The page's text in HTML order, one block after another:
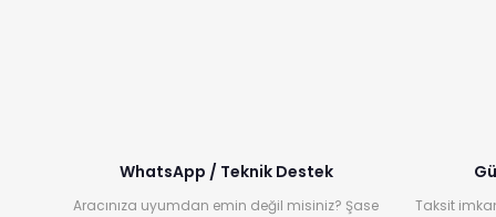
WhatsApp / Teknik Destek
Aracınıza uyumdan emin değil misiniz? Şase
Taksit